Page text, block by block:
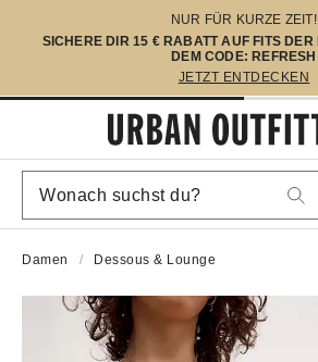
NUR FÜR KURZE ZEIT!
SICHERE DIR 15 € RABATT AUF FITS
DEM CODE: REFRESH
JETZT ENTDECKEN
Damen Dessous & Lounge